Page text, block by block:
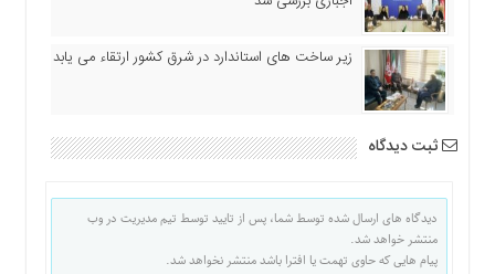
زیر ساخت های استاندارد در شرق کشور ارتقاء می یابد
ثبت دیدگاه
دیدگاه های ارسال شده توسط شما، پس از تایید توسط تیم مدیریت در وب
منتشر خواهد شد.
پیام هایی که حاوی تهمت یا افترا باشد منتشر نخواهد شد.